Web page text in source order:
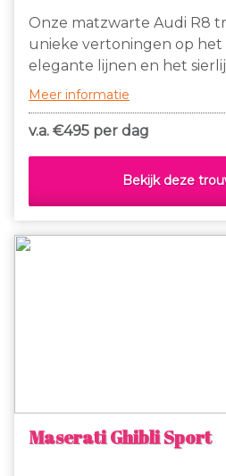
Onze matzwarte Audi R8
unieke vertoningen op het
elegante lijnen en het
alcantara of beige leder in
komen op foto’s van de
Meer informatie
v.a. €495 per dag
Bekijk deze
Maserati Ghibli Sport